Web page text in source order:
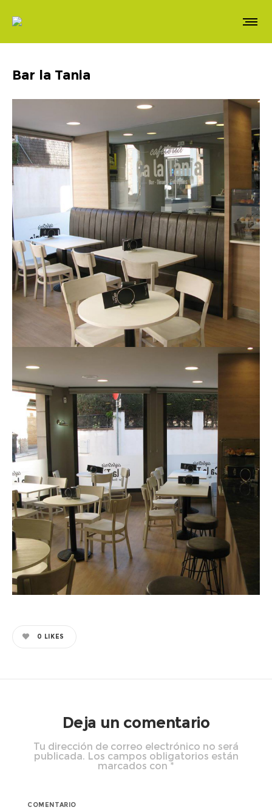
Bar la Tania
0 LIKES
Deja un comentario
Tu dirección de correo electrónico no será
publicada. Los campos obligatorios están
marcados con *
COMENTARIO